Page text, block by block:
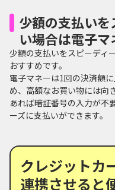
少額の支払い
い場合は電子マ
少額の支払いをスピーディ
おすすめです。
電子マネーは1回の決済額
め、高額なお買い物には向
あれば暗証番号の入力が不
ーズに支払いができます。
クレジットカ
連携させると